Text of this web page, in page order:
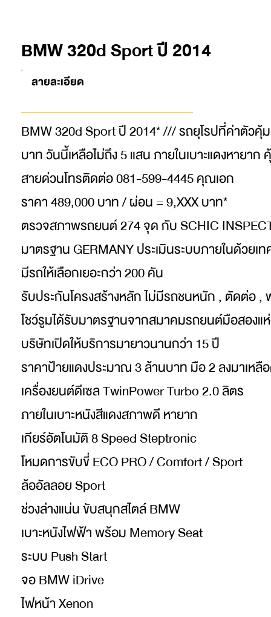
BMW 320d Sport ปี 2014
ลายละเอียด
BMW 320d Sport ปี 2014* /// รถยุโรปที่ค่าตัว
บาท วันนี้เหลือไม่ถึง 5 แสน ภายในเบาะแดงหายา
สายด่วนโทรติดต่อ 081-599-4445 คุณเอก
ราคา 489,000 บาท / ผ่อน = 9,XXX บาท*
ตรวจสภาพรถยนต์ 274 จุด กับ SCHIC
มาตรฐาน GERMANY ประเมินระบบภายในด้วยเ
มีรถให้เลือกเยอะกว่า 200 คัน
รับประกันโครงสร้างหลัก ไม่มีรถชนหนัก , ตัดต่อ
โชว์รูมได้รับมาตรฐานจากสมาคมรถยนต์มือสองแห่
บริษัทเปิดให้บริการมายาวนานกว่า 15 ปี
ราคาป้ายแดงประมาณ 3 ล้านบาท มือ 2 ลงมาเหลื
เครื่องยนต์ดีเซล TwinPower Turbo 2.0 ลิตร
ภายในเบาะหนังสีแดงสภาพดี หายาก
เกียร์อัตโนมัติ 8 Speed Steptronic
โหมดการขับขี่ ECO PRO / Comfort / Sport
ล้ออัลลอย Sport
ช่วงล่างแน่น ขับสนุกสไตล์ BMW
เบาะหนังไฟฟ้า พร้อม Memory Seat
ระบบ Push Start
จอ BMW iDrive
ไฟหน้า Xenon